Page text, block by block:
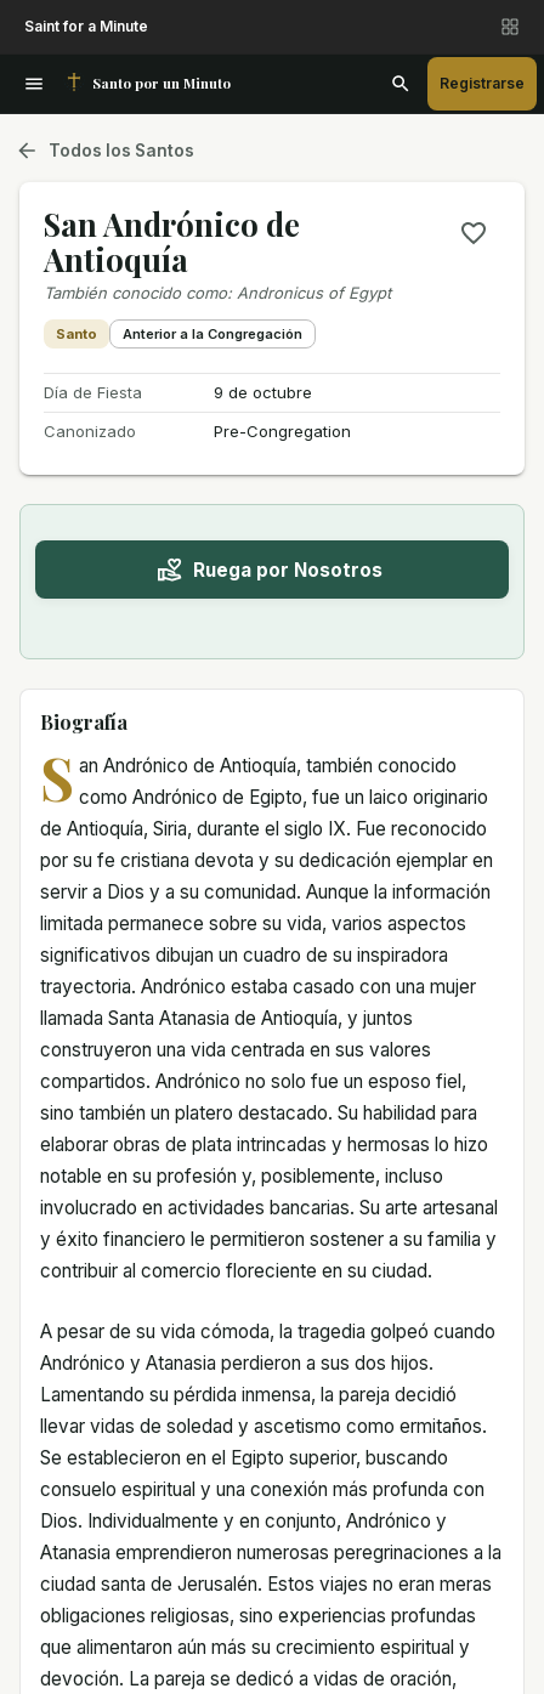
Saint for a Minute
Santo por un Minuto Registrarse
Todos los Santos
San Andrónico de
Antioquía
También conocido como: Andronicus of Egypt
Santo Anterior a la Congregación
Día de Fiesta
9 de octubre
Canonizado
Pre-Congregation
Ruega por Nosotros
Biografía
S an Andrónico de Antioquía, también conocido
como Andrónico de Egipto, fue un laico originario
de Antioquía, Siria, durante el siglo IX. Fue reconocido
por su fe cristiana devota y su dedicación ejemplar en
servir a Dios y a su comunidad. Aunque la información
limitada permanece sobre su vida, varios aspectos
significativos dibujan un cuadro de su inspiradora
trayectoria. Andrónico estaba casado con una mujer
llamada Santa Atanasia de Antioquía, y juntos
construyeron una vida centrada en sus valores
compartidos. Andrónico no solo fue un esposo fiel,
sino también un platero destacado. Su habilidad para
elaborar obras de plata intrincadas y hermosas lo hizo
notable en su profesión y, posiblemente, incluso
involucrado en actividades bancarias. Su arte artesanal
y éxito financiero le permitieron sostener a su familia y
contribuir al comercio floreciente en su ciudad.
A pesar de su vida cómoda, la tragedia golpeó cuando
Andrónico y Atanasia perdieron a sus dos hijos.
Lamentando su pérdida inmensa, la pareja decidió
llevar vidas de soledad y ascetismo como ermitaños.
Se establecieron en el Egipto superior, buscando
consuelo espiritual y una conexión más profunda con
Dios. Individualmente y en conjunto, Andrónico y
Atanasia emprendieron numerosas peregrinaciones a la
ciudad santa de Jerusalén. Estos viajes no eran meras
obligaciones religiosas, sino experiencias profundas
que alimentaron aún más su crecimiento espiritual y
devoción. La pareja se dedicó a vidas de oración,